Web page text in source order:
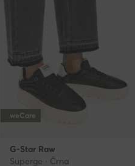
weCare
G-Star Raw
Superge · Črna